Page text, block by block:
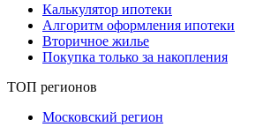
Калькулятор ипотеки
Алгоритм оформления ипотеки
Вторичное жилье
Покупка только за накопления
ТОП регионов
Московский регион